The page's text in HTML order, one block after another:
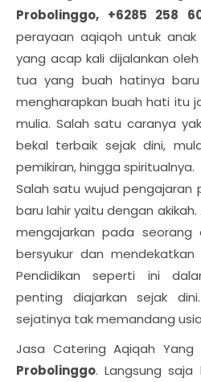
Probolinggo, +6285 258
perayaan aqiqoh untuk
yang acap kali dijalankan
tua yang buah hatinya
mengharapkan buah hati itu
mulia. Salah satu caranya
bekal terbaik sejak dini,
pemikiran, hingga spiritualnya.
Salah satu wujud
baru lahir yaitu dengan
mengajarkan pada seorang
bersyukur dan
Pendidikan seperti ini
penting diajarkan sejak
sejatinya tak memandang
Jasa Catering Aqiqah Yang
Probolinggo. Langsung saja